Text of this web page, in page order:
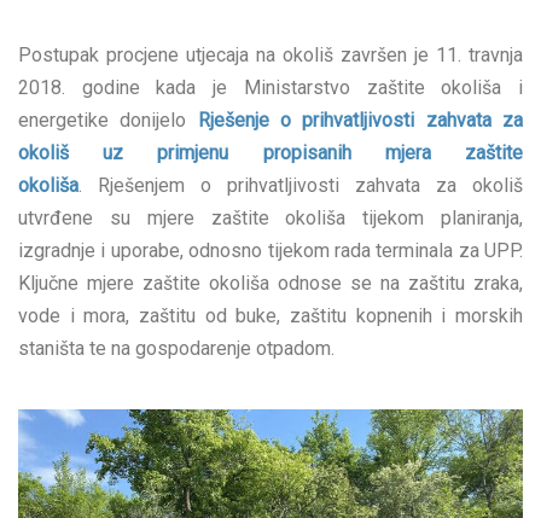
Postupak procjene utjecaja na okoliš završen je 11. travnja
2018. godine kada je Ministarstvo zaštite okoliša i
energetike donijelo
Rješenje o prihvatljivosti zahvata za
okoliš uz primjenu propisanih mjera zaštite
okoliša . Rješenjem o prihvatljivosti zahvata za okoliš
utvrđene su mjere zaštite okoliša tijekom planiranja,
izgradnje i uporabe, odnosno tijekom rada terminala za UPP.
Ključne mjere zaštite okoliša odnose se na zaštitu zraka,
vode i mora, zaštitu od buke, zaštitu kopnenih i morskih
staništa te na gospodarenje otpadom.